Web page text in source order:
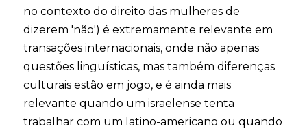
no contexto do direito das mulheres de
dizerem 'não') é extremamente relevante em
transações internacionais, onde não apenas
questões linguísticas, mas também diferenças
culturais estão em jogo, e é ainda mais
relevante quando um israelense tenta
trabalhar com um latino-americano ou quando